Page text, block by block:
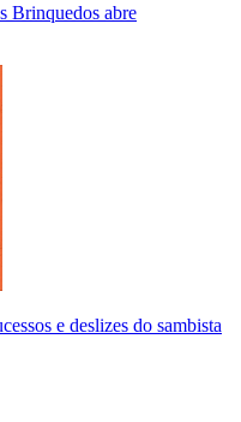
Brinquedos abre
e deslizes do sambista